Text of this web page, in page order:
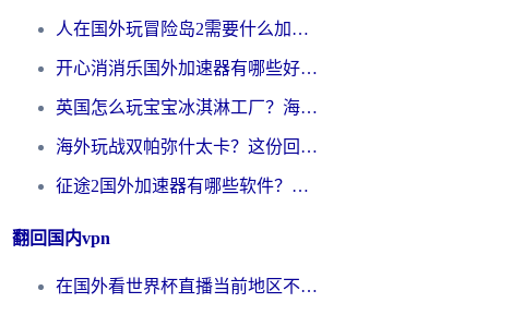
人在国外玩冒险岛2需要什么加速器？老玩家亲测有效的选择指南
开心消消乐国外加速器有哪些好用？海外党亲测不踩坑指南（附塔瑞斯世界Online流畅技巧）
英国怎么玩宝宝冰淇淋工厂？海外党国服游戏加速避坑指南（附挪威装甲风暴解决方案）
海外玩战双帕弥什太卡？这份回国加速器终极指南帮你告别延迟（附打球球大作战古今江湖加速方案）
征途2国外加速器有哪些软件？海外玩家亲测实用指南（附非洲梦幻西游加速技巧）
翻回国内vpn
在国外看世界杯直播当前地区不可播放？海外党必看的回国加速全攻略